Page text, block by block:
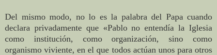
Del mismo modo, no lo es la palabra del Papa cuando
declara privadamente que «Pablo no entendía la Iglesia
como institución, como organización, sino como
organismo viviente, en el que todos actúan unos para otros